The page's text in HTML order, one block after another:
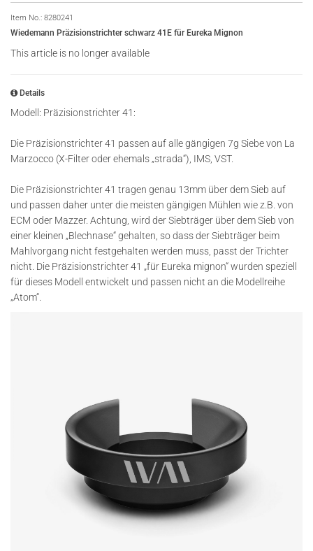
Item No.: 8280241
Wiedemann Präzisionstrichter schwarz 41E für Eureka Mignon
This article is no longer available
Details
Modell: Präzisionstrichter 41:
Die Präzisionstrichter 41 passen auf alle gängigen 7g Siebe von La
Marzocco (X-Filter oder ehemals „strada“), IMS, VST.
Die Präzisionstrichter 41 tragen genau 13mm über dem Sieb auf
und passen daher unter die meisten gängigen Mühlen wie z.B. von
ECM oder Mazzer. Achtung, wird der Siebträger über dem Sieb von
einer kleinen „Blechnase“ gehalten, so dass der Siebträger beim
Mahlvorgang nicht festgehalten werden muss, passt der Trichter
nicht. Die Präzisionstrichter 41 „für Eureka mignon“ wurden speziell
für dieses Modell entwickelt und passen nicht an die Modellreihe
„Atom“.